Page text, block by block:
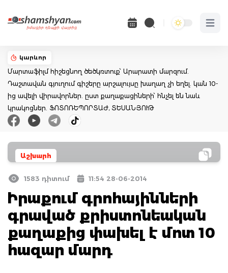
Open
կարևոր
Մարտաֆիլմ հիշեցնող ծեծկռտուք՝ Արարատի մարզում.
Դաշտավան գյուղում գիշերը արշալույսը խաղաղ չի եղել. կան 10-
ից ավելի վիրավորներ. ըստ քաղաքացիների՝ հնչել են նաև
կրակոցներ. ՖՈՏՈՌԵՊՈՐՏԱԺ, ՏԵՍԱՆՅՈՒԹ
Աշխարհ
1583 դիտում 11:54 28-06-2014
Իրաքում գրոհայինների
գրաված քրիստոնեական
քաղաքից փախել է մոտ 10
հազար մարդ